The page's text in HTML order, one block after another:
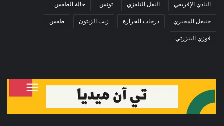
النادي الإفريقي النقل التلفزي تونس حالة الطقس
حنبعل المجبري درجات الحرارة زيت الزيتون طقس
فوزي البنزرتي